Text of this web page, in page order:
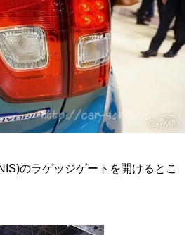
のラゲッジゲートを開けるとこ